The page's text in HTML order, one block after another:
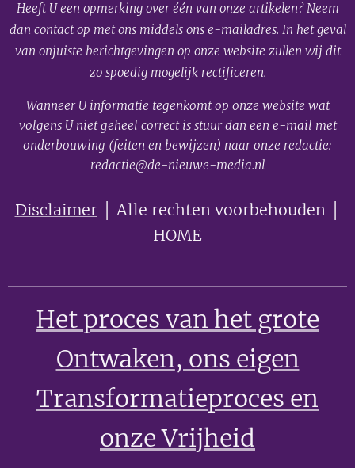
Heeft U een opmerking over één van onze artikelen? Neem
dan contact op met ons middels ons e-mailadres. In het geval
van onjuiste berichtgevingen op onze website zullen wij dit
zo spoedig mogelijk rectificeren.
Wanneer U informatie tegenkomt op onze website wat
volgens U niet geheel correct is stuur dan een e-mail met
onderbouwing (feiten en bewijzen) naar onze redactie:
redactie@de-nieuwe-media.nl
Disclaimer│ Alle rechten voorbehouden │
HOME
Het proces van het grote
Ontwaken, ons eigen
Transformatieproces en
onze Vrijheid